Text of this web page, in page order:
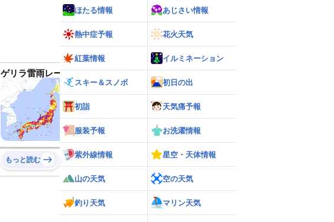
ゲリラ雷雨レーダー 世界の雨雲レーダー
もっと読む
ほたる情報 あじさい情報
熱中症予報 花火天気
紅葉情報 イルミネーション
スキー＆スノボ 初日の出
初詣 天気痛予報
服装予報 お洗濯情報
紫外線情報 星空・天体情報
山の天気 空の天気
釣り天気 マリン天気